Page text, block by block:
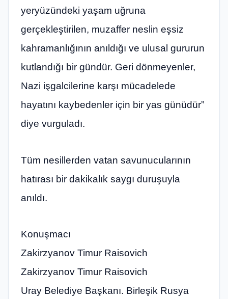
yeryüzündeki yaşam uğruna
gerçekleştirilen, muzaffer neslin eşsiz
kahramanlığının anıldığı ve ulusal gururun
kutlandığı bir gündür. Geri dönmeyenler,
Nazi işgalcilerine karşı mücadelede
hayatını kaybedenler için bir yas günüdür”
diye vurguladı.
Tüm nesillerden vatan savunucularının
hatırası bir dakikalık saygı duruşuyla
anıldı.
Konuşmacı
Zakirzyanov Timur Raisovich
Zakirzyanov Timur Raisovich
Uray Belediye Başkanı. Birleşik Rusya